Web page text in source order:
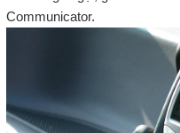
Communicator.